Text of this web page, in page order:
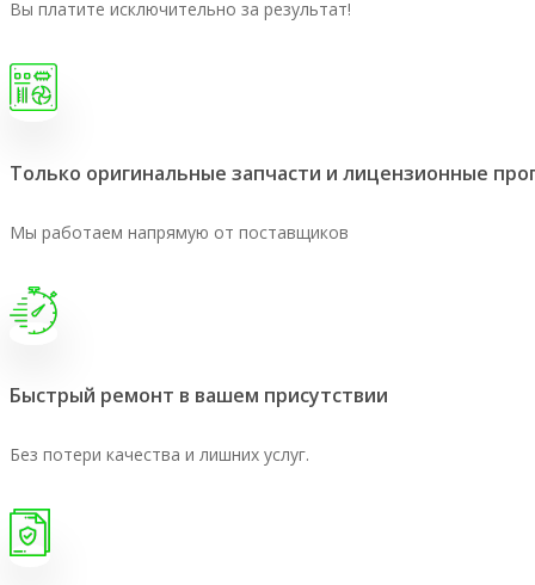
Вы платите исключительно за результат!
Только оригинальные запчасти и лицензионные
Мы работаем напрямую от поставщиков
Быстрый ремонт в вашем присутствии
Без потери качества и лишних услуг.